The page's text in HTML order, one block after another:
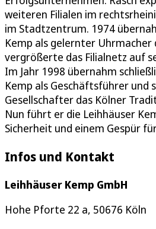
weiteren Filialen im
im Stadtzentrum. 1974
Kemp als gelernter Uhrmacher
vergrößerte das Filialnetz auf
Im Jahr 1998 übernahm
Kemp als Geschäftsführer und
Gesellschafter das Kölner
Nun führt er die Leihhäuser
Sicherheit und einem Gespür
Infos und Kontakt
Leihhäuser Kemp GmbH
Hohe Pforte 22 a, 50676 Köln